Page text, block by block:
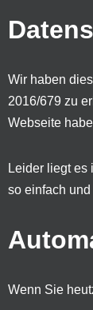
Wir haben
2016/679 zu
Webseite
Leider liegt
so einfach
Wenn Sie